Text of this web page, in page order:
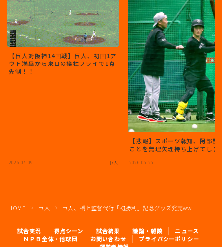
【巨人対阪神14回戦】巨人、初回1ア
ウト満塁から泉口の犠牲フライで1点
先制！！
2026.07.09 巨人
【悲報】スポーツ報知、阿部監
ことを無理矢理持ち上げてしま
2026.05.25
HOME ＞ 巨人 ＞ 巨人、橋上監督代行「初勝利」記念グッズ発売ww
試合実況 得点シーン 試合結果 議論・雑談
ニュース
ＮＰＢ全体・他球団
お問い合わせ
プライバシーポリシー